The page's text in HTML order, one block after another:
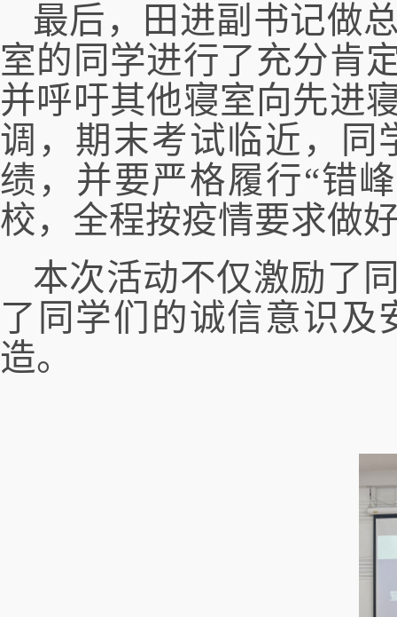
最后， 田进副书记做
室的同学进行了充分肯
并呼吁其他寝室向先进
调，期末考试临近 ，同
绩，并要严格履行“错
校，全程按疫情要求做
本次活动不仅激励了
了同学们的诚信意识及
造。